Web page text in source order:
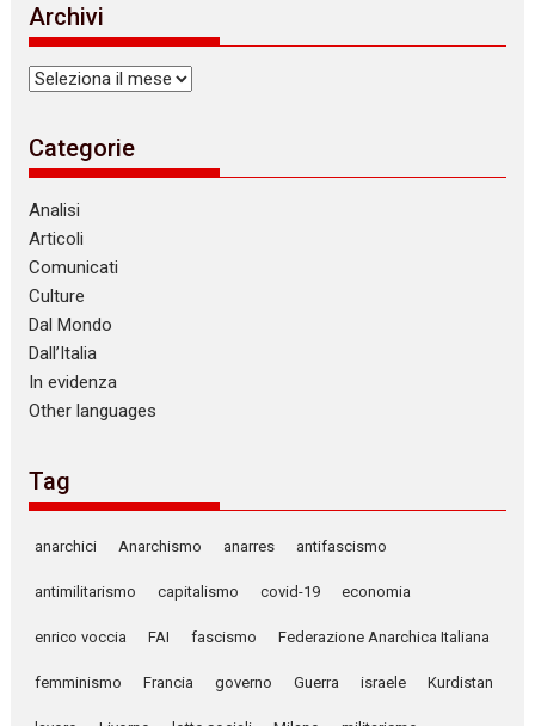
Archivi
Archivi
Categorie
Analisi
Articoli
Comunicati
Culture
Dal Mondo
Dall’Italia
In evidenza
Other languages
Tag
anarchici Anarchismo anarres antifascismo
antimilitarismo capitalismo covid-19 economia
enrico voccia FAI fascismo Federazione Anarchica Italiana
femminismo Francia governo Guerra israele Kurdistan